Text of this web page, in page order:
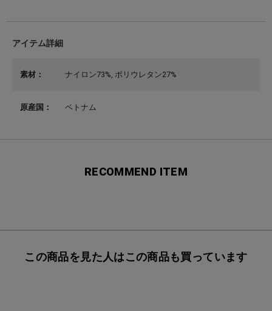
アイテム詳細
素材： ナイロン73%, ポリウレタン27%
原産国： ベトナム
RECOMMEND ITEM
この商品を見た人はこの商品も買っています